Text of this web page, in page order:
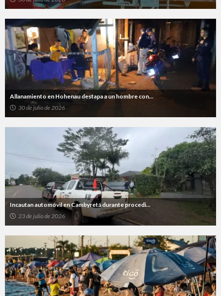
Allanamiento en Hohenau destapa a un hombre con...
30 de julio de 2026
Incautan automóvil en Cambyretá durante procedi...
23 de julio de 2026